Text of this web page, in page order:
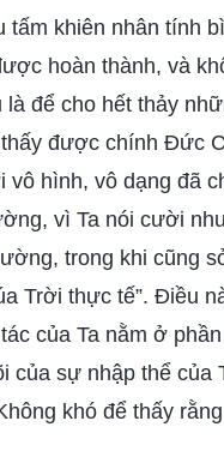
tấm khiên nhân tính
hoàn thành, và
để cho hết thảy
được chính Đức
hình, vô dạng đã
vì Ta nói cười
trong khi cũng
Trời thực tế”. Điều
của Ta nằm ở
của sự nhập thể của
khó để thấy